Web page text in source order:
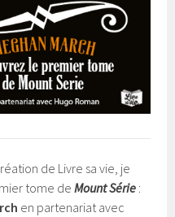
de Livre sa vie, je
tome deMount Série :
en partenariat avec